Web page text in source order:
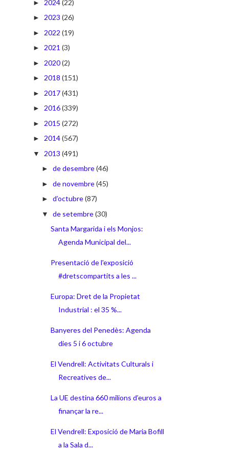
► 2024(22)
► 2023 (26)
► 2022 (19)
► 2021 (3)
► 2020(2)
► 2018 (151)
► 2017(431)
► 2016(339)
► 2015 (272)
► 2014(567)
▼ 2013 (491)
► de desembre(46)
► de novembre(45)
► d’octubre(87)
▼ de setembre(30)
Santa Margarida i els Monjos:
Agenda Municipal del...
Presentació de l'exposició
#dretscompartits a les ...
Europa: Dret de la Propietat
Industrial : el 35 %...
Banyeres del Penedès: Agenda
dies 5 i 6 octubre
El Vendrell: Activitats Culturals i
Recreatives de...
La UE destina 660 milions d’euros a
finançar la re...
El Vendrell: Exposició de Maria Bofill
a la Sala d...